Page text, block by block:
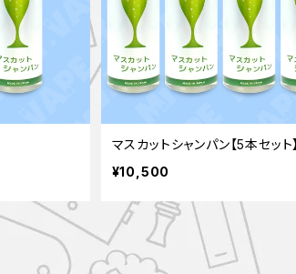
マスカットシャンパン【5本セット】
¥10,500